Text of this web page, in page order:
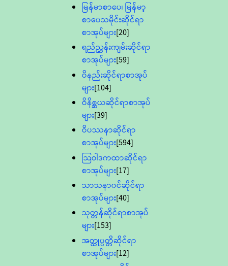
မြန်မာစာပေ၊ မြန်မာ့
စာပေသမိုင်းဆိုင်ရာ
စာအုပ်များ[20]
ရည်ညွှန်းကျမ်းဆိုင်ရာ
စာအုပ်များ[59]
ဝိနည်းဆိုင်ရာစာအုပ်
များ[104]
ဝိနိစ္ဆယဆိုင်ရာစာအုပ်
များ[39]
ဝိပဿနာဆိုင်ရာ
စာအုပ်များ[594]
သြဝါဒကထာဆိုင်ရာ
စာအုပ်များ[17]
သာသနာ၀င်ဆိုင်ရာ
စာအုပ်များ[40]
သုတ္တန်ဆိုင်ရာစာအုပ်
များ[153]
အတ္ထုပ္ပတ္တိဆိုင်ရာ
စာအုပ်များ[12]